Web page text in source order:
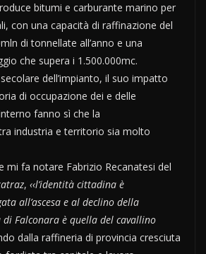
bitumi e carburante marino per
con una capacità di raffinazione del
di tonnellate all’anno e una
che supera i 1.500.000mc.
dell’impianto, il suo impatto
di occupazione dei e delle
fanno sì che la
industria e territorio sia molto
mi fa notare Fabrizio Recanatesi del
, ‹‹l’identità cittadina è
all’ascesa e al declino della
Falconara è quella del cavallino
dalla raffineria di provincia cresciuta